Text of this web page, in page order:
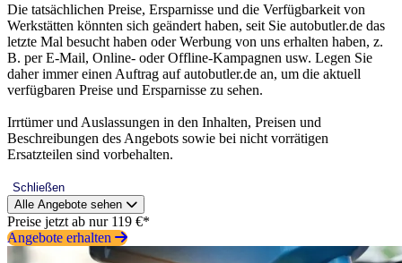
Die tatsächlichen Preise, Ersparnisse und die Verfügbarkeit von
Werkstätten könnten sich geändert haben, seit Sie autobutler.de das
letzte Mal besucht haben oder Werbung von uns erhalten haben, z.
B. per E-Mail, Online- oder Offline-Kampagnen usw. Legen Sie
daher immer einen Auftrag auf autobutler.de an, um die aktuell
verfügbaren Preise und Ersparnisse zu sehen.
Irrtümer und Auslassungen in den Inhalten, Preisen und
Beschreibungen des Angebots sowie bei nicht vorrätigen
Ersatzteilen sind vorbehalten.
Schließen
Alle Angebote sehen
Preise jetzt ab nur 119 €*
Angebote erhalten